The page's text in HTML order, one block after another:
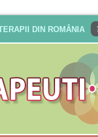
DIN ROMÂNIA